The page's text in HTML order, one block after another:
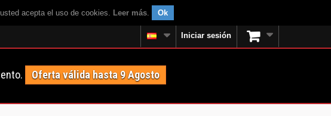
acepta el uso de cookies. Leer más. Ok
Iniciar sesión
Oferta válida hasta 9 Agosto